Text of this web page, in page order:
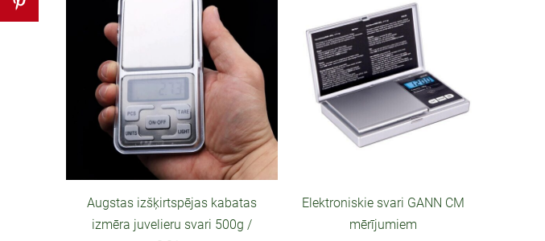
Augstas izšķirtspējas kabatas
izmēra juvelieru svari 500g /
Elektroniskie svari GANN CM
mērījumiem